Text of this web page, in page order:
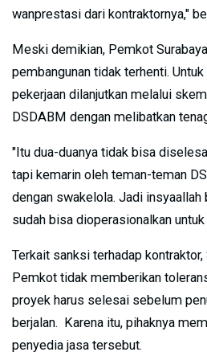
wanprestasi dari kontraktornya,"
Meski demikian, Pemkot
pembangunan tidak terhenti.
pekerjaan dilanjutkan melalui
DSDABM dengan melibatkan
"Itu dua-duanya tidak bisa
tapi kemarin oleh teman-teman
dengan swakelola. Jadi insyaallah
sudah bisa dioperasionalkan
Terkait sanksi terhadap
Pemkot tidak memberikan
proyek harus selesai sebelum
berjalan. Karena itu, pihaknya
penyedia jasa tersebut.